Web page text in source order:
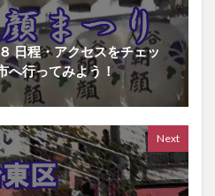
日程・アクセスをチェッ
へ行ってみよう！
Next